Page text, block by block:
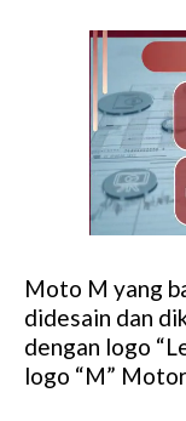
Moto M yang
didesain dan
dengan logo
logo “M”